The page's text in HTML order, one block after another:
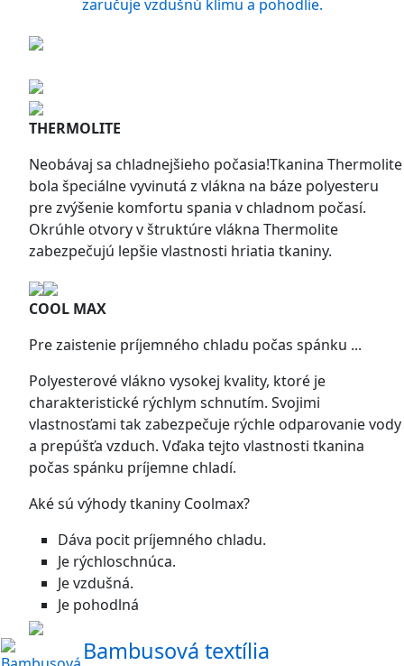
zaručuje vzdušnú klímu a pohodlie.
THERMOLITE
Neobávaj sa chladnejšieho počasia!Tkanina Thermolite
bola špeciálne vyvinutá z vlákna na báze polyesteru
pre zvýšenie komfortu spania v chladnom počasí.
Okrúhle otvory v štruktúre vlákna Thermolite
zabezpečujú lepšie vlastnosti hriatia tkaniny.
COOL MAX
Pre zaistenie príjemného chladu počas spánku ...
Polyesterové vlákno vysokej kvality, ktoré je
charakteristické rýchlym schnutím. Svojimi
vlastnosťami tak zabezpečuje rýchle odparovanie vody
a prepúšťa vzduch. Vďaka tejto vlastnosti tkanina
počas spánku príjemne chladí.
Aké sú výhody tkaniny Coolmax?
Dáva pocit príjemného chladu.
Je rýchloschnúca.
Je vzdušná.
Je pohodlná
Bambusová textília